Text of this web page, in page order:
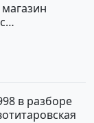
в разборе